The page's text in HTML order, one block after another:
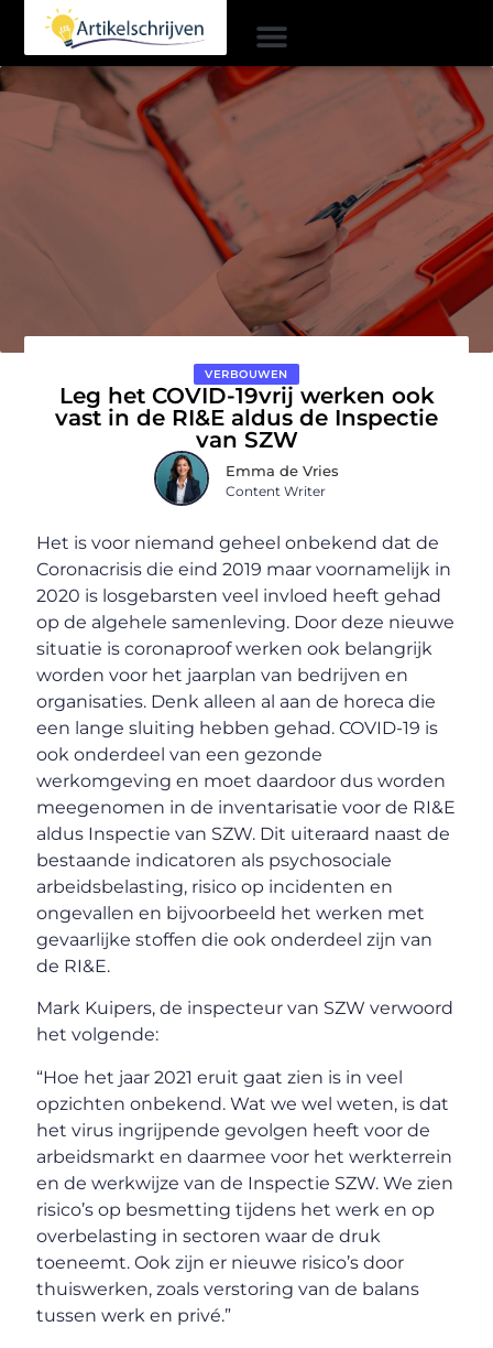
VERBOUWEN
Leg het COVID-19vrij werken ook
vast in de RI&E aldus de Inspectie
van SZW
Emma de Vries
Content Writer
Het is voor niemand geheel onbekend dat de
Coronacrisis die eind 2019 maar voornamelijk in
2020 is losgebarsten veel invloed heeft gehad
op de algehele samenleving. Door deze nieuwe
situatie is coronaproof werken ook belangrijk
worden voor het jaarplan van bedrijven en
organisaties. Denk alleen al aan de horeca die
een lange sluiting hebben gehad. COVID-19 is
ook onderdeel van een gezonde
werkomgeving en moet daardoor dus worden
meegenomen in de inventarisatie voor de RI&E
aldus Inspectie van SZW. Dit uiteraard naast de
bestaande indicatoren als psychosociale
arbeidsbelasting, risico op incidenten en
ongevallen en bijvoorbeeld het werken met
gevaarlijke stoffen die ook onderdeel zijn van
de RI&E.
Mark Kuipers, de inspecteur van SZW verwoord
het volgende:
“Hoe het jaar 2021 eruit gaat zien is in veel
opzichten onbekend. Wat we wel weten, is dat
het virus ingrijpende gevolgen heeft voor de
arbeidsmarkt en daarmee voor het werkterrein
en de werkwijze van de Inspectie SZW. We zien
risico’s op besmetting tijdens het werk en op
overbelasting in sectoren waar de druk
toeneemt. Ook zijn er nieuwe risico’s door
thuiswerken, zoals verstoring van de balans
tussen werk en privé.”